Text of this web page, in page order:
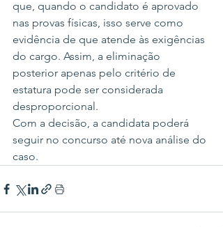
que, quando o candidato é aprovado
nas provas físicas, isso serve como
evidência de que atende às exigências
do cargo. Assim, a eliminação
posterior apenas pelo critério de
estatura pode ser considerada
desproporcional.
Com a decisão, a candidata poderá
seguir no concurso até nova análise do
caso.